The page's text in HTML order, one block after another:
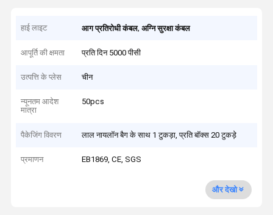
हाई लाइट आग प्रतिरोधी कंबल,अग्नि सुरक्षा कंबल
आपूर्ति की क्षमता प्रति दिन 5000 पीसी
उत्पत्ति के प्लेस चीन
न्यूनतम आदेश
मात्रा
50pcs
पैकेजिंग विवरण लाल नायलॉन बैग के साथ 1 टुकड़ा, प्रति बॉक्स 20 टुकड़े
प्रमाणन EB1869, CE, SGS
और देखो